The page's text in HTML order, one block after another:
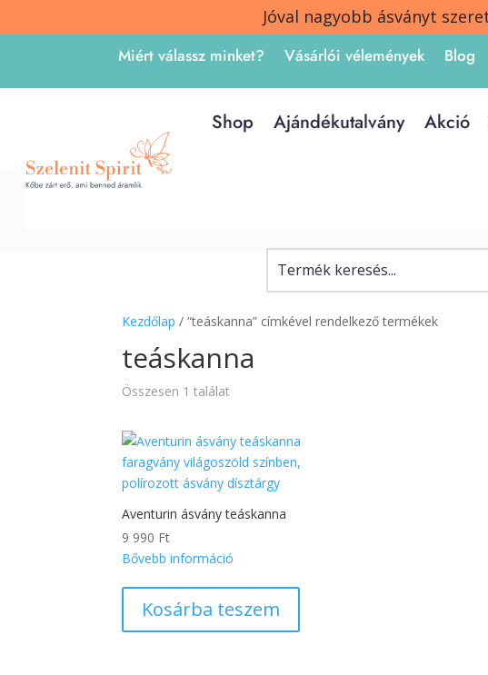
Jóval nagyobb ásványt
Miért válassz minket?
Vásárlói vélemények Blog
Shop Ajándékutalvány Akció
Kezdőlap / “teáskanna” címkével rendelkező termékek
teáskanna
Összesen 1 találat
Aventurin ásvány teáskanna
9 990 Ft
Bővebb információ
Kosárba teszem